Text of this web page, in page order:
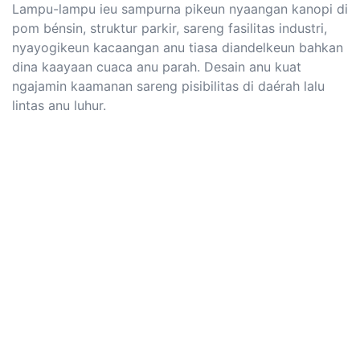
Lampu-lampu ieu sampurna pikeun nyaangan kanopi di
pom bénsin, struktur parkir, sareng fasilitas industri,
nyayogikeun kacaangan anu tiasa diandelkeun bahkan
dina kaayaan cuaca anu parah. Desain anu kuat
ngajamin kaamanan sareng pisibilitas di daérah lalu
lintas anu luhur.